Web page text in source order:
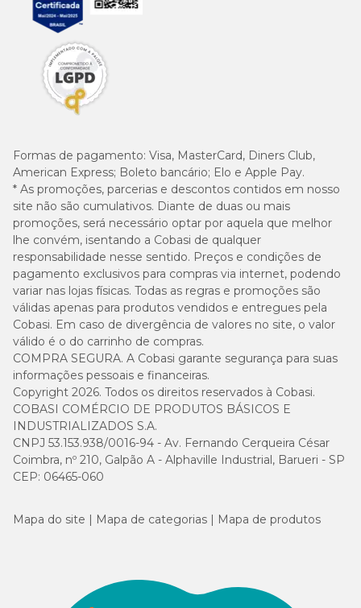
Formas de pagamento: Visa, MasterCard, Diners Club,
American Express; Boleto bancário; Elo e Apple Pay.
* As promoções, parcerias e descontos contidos em nosso
site não são cumulativos. Diante de duas ou mais
promoções, será necessário optar por aquela que melhor
lhe convém, isentando a Cobasi de qualquer
responsabilidade nesse sentido. Preços e condições de
pagamento exclusivos para compras via internet, podendo
variar nas lojas físicas. Todas as regras e promoções são
válidas apenas para produtos vendidos e entregues pela
Cobasi. Em caso de divergência de valores no site, o valor
válido é o do carrinho de compras.
COMPRA SEGURA. A Cobasi garante segurança para suas
informações pessoais e financeiras.
Copyright 2026. Todos os direitos reservados à Cobasi.
COBASI COMÉRCIO DE PRODUTOS BÁSICOS E
INDUSTRIALIZADOS S.A.
CNPJ 53.153.938/0016-94 - Av. Fernando Cerqueira César
Coimbra, nº 210, Galpão A - Alphaville Industrial, Barueri - SP
CEP: 06465-060
Mapa do site Mapa de categorias Mapa de produtos